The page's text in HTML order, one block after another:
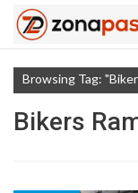
Browsing Tag:
Bikers